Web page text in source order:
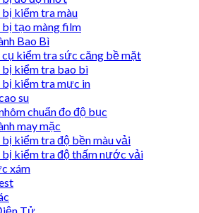
kiểm tra màu
tạo màng film
Bao Bì
cụ kiểm tra sức căng bề mặt
kiểm tra bao bì
kiểm tra mực in
su
chuẩn đo độ bục
may mặc
kiểm tra độ bền màu vải
kiểm tra độ thấm nước vải
xám